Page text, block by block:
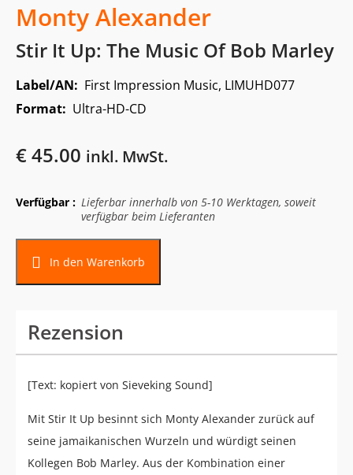
Monty Alexander
Stir It Up: The Music Of Bob Marley
Label/AN: First Impression Music, LIMUHD077
Format: Ultra-HD-CD
€45.00 inkl. MwSt.
Verfügbar : Lieferbar innerhalb von 5-10 Werktagen, soweit
verfügbar beim Lieferanten
In den Warenkorb
Rezension
[Text: kopiert von Sieveking Sound]
Mit Stir It Up besinnt sich Monty Alexander zurück auf
seine jamaikanischen Wurzeln und würdigt seinen
Kollegen Bob Marley. Aus der Kombination einer